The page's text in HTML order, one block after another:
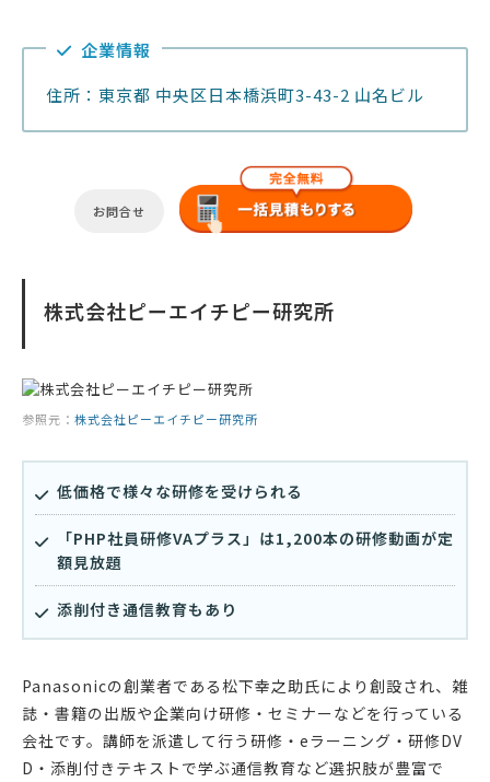
企業情報
住所：東京都 中央区日本橋浜町3-43-2 山名ビル
お問合せ
株式会社ピーエイチピー研究所
参照元： 株式会社ピーエイチピー研究所
低価格で様々な研修を受けられる
「PHP社員研修VAプラス」は1,200本の研修動画が定
額見放題
添削付き通信教育もあり
Panasonicの創業者である松下幸之助氏により創設され、雑
誌・書籍の出版や企業向け研修・セミナーなどを行っている
会社です。講師を派遣して行う研修・eラーニング・研修DV
D・添削付きテキストで学ぶ通信教育など選択肢が豊富で